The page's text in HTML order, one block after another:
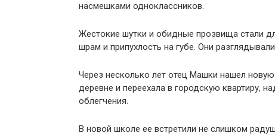
насмешками одноклассников.
Жестокие шутки и обидные прозвища стали
шрам и припухлость на губе. Они
Через несколько лет отец Машки нашел
деревне и переехала в городскую квартиру,
облегчения.
В новой школе ее встретили не слишком